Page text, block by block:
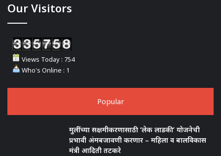
Our Visitors
Views Today : 754
Who's Online : 1
Popular
मुलींच्या सक्षमीकरणासाठी ‘लेक लाडकी’ योजनेची
प्रभावी अंमबजावणी करणार – महिला व बालविकास
मंत्री आदिती तटकरे